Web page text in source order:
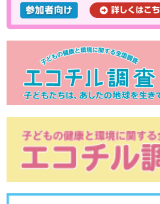
健康診査に行こう！＜乳児健診：１歳未満＞
虫歯予防を始めよう！
妊娠を考えたら、葉酸を摂ろう！
母乳による子育てのお話 その２
母乳による子育てのお話 その１
おねしょから夜尿症へ
お母さんとお子さんの栄養 ～塩分摂取について～
お母さんの体格と子どもの健康
妊婦健診と母子健康手帳